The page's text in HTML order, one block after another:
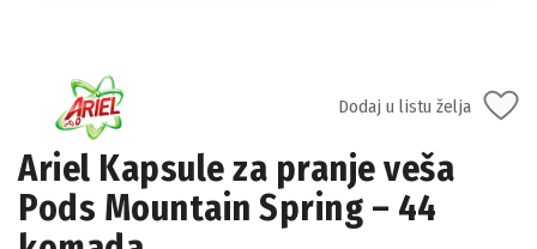
Dodaj u listu želja
Ariel Kapsule za pranje veša
Pods Mountain Spring – 44